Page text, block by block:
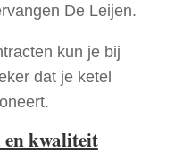
De Leijen.
kun je bij
dat je ketel
en kwaliteit